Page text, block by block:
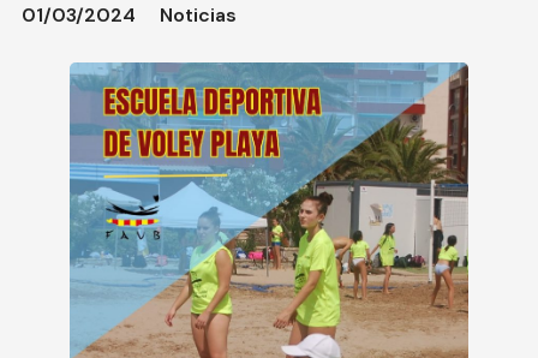
01/03/2024 Noticias